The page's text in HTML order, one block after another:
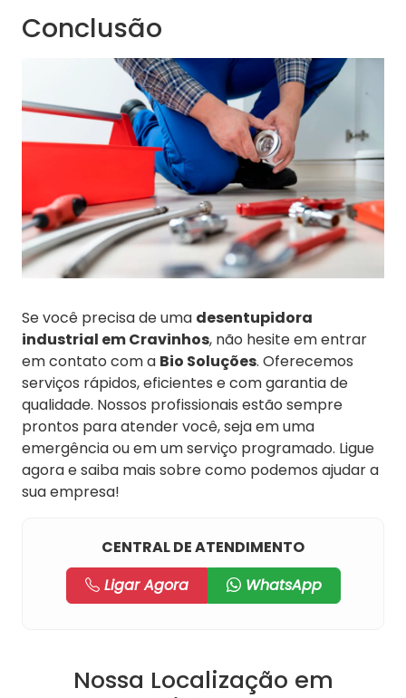
Conclusão
Se você precisa de uma desentupidora
industrial em Cravinhos, não hesite em entrar
em contato com a Bio Soluções. Oferecemos
serviços rápidos, eficientes e com garantia de
qualidade. Nossos profissionais estão sempre
prontos para atender você, seja em uma
emergência ou em um serviço programado. Ligue
agora e saiba mais sobre como podemos ajudar a
sua empresa!
CENTRAL DE ATENDIMENTO
Ligar Agora
WhatsApp
Nossa Localização em